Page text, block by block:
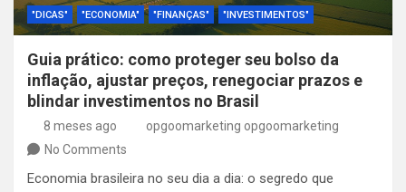
"DICAS" "ECONOMIA" "FINANÇAS" "INVESTIMENTOS"
Guia prático: como proteger seu bolso da
inflação, ajustar preços, renegociar prazos e
blindar investimentos no Brasil
8 meses ago
opgoomarketing opgoomarketing
No Comments
Economia brasileira no seu dia a dia: o segredo que